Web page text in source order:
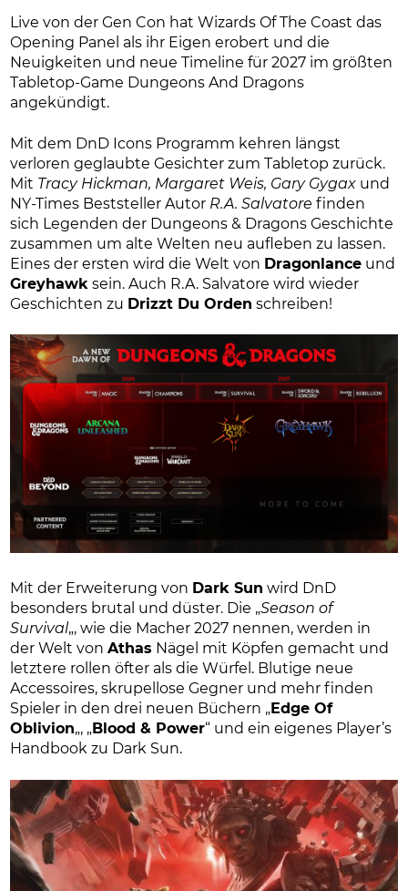
Live von der Gen Con hat Wizards Of The Coast das
Opening Panel als ihr Eigen erobert und die
Neuigkeiten und neue Timeline für 2027 im größten
Tabletop-Game Dungeons And Dragons
angekündigt.
Mit dem DnD Icons Programm kehren längst
verloren geglaubte Gesichter zum Tabletop zurück.
Mit Tracy Hickman, Margaret Weis, Gary Gygax und
NY-Times Beststeller Autor R.A. Salvatore finden
sich Legenden der Dungeons & Dragons Geschichte
zusammen um alte Welten neu aufleben zu lassen.
Eines der ersten wird die Welt von Dragonlance und
Greyhawk sein. Auch R.A. Salvatore wird wieder
Geschichten zu Drizzt Du Orden schreiben!
Mit der Erweiterung von Dark Sun wird DnD
besonders brutal und düster. Die „Season of
Survival„, wie die Macher 2027 nennen, werden in
der Welt vonAthas Nägel mit Köpfen gemacht und
letztere rollen öfter als die Würfel. Blutige neue
Accessoires, skrupellose Gegner und mehr finden
Spieler in den drei neuen Büchern „ Edge Of
Oblivion„, „ Blood & Power“ und ein eigenes Player’s
Handbook zu Dark Sun.